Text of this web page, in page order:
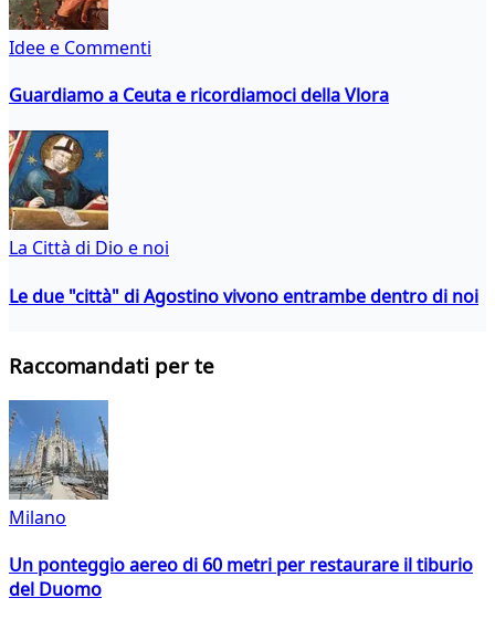
Idee e Commenti
Guardiamo a Ceuta e ricordiamoci della Vlora
La Città di Dio e noi
Le due "città" di Agostino vivono entrambe dentro di noi
Raccomandati per te
Milano
Un ponteggio aereo di 60 metri per restaurare il tiburio
del Duomo